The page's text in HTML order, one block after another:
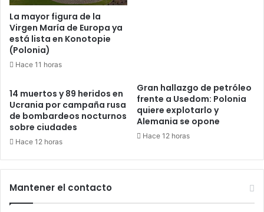
La mayor figura de la
Virgen María de Europa ya
está lista en Konotopie
(Polonia)
Hace 11 horas
14 muertos y 89 heridos en
Ucrania por campaña rusa
de bombardeos nocturnos
sobre ciudades
Hace 12 horas
Gran hallazgo de petróleo
frente a Usedom: Polonia
quiere explotarlo y
Alemania se opone
Hace 12 horas
Mantener el contacto